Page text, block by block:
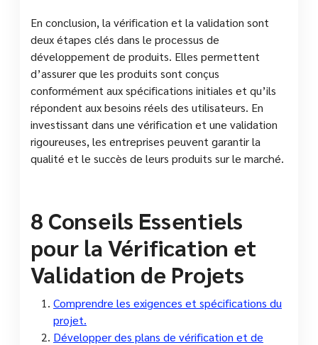
En conclusion, la vérification et la validation sont
deux étapes clés dans le processus de
développement de produits. Elles permettent
d’assurer que les produits sont conçus
conformément aux spécifications initiales et qu’ils
répondent aux besoins réels des utilisateurs. En
investissant dans une vérification et une validation
rigoureuses, les entreprises peuvent garantir la
qualité et le succès de leurs produits sur le marché.
8 Conseils Essentiels
pour la Vérification et
Validation de Projets
Comprendre les exigences et spécifications du
projet.
Développer des plans de vérification et de